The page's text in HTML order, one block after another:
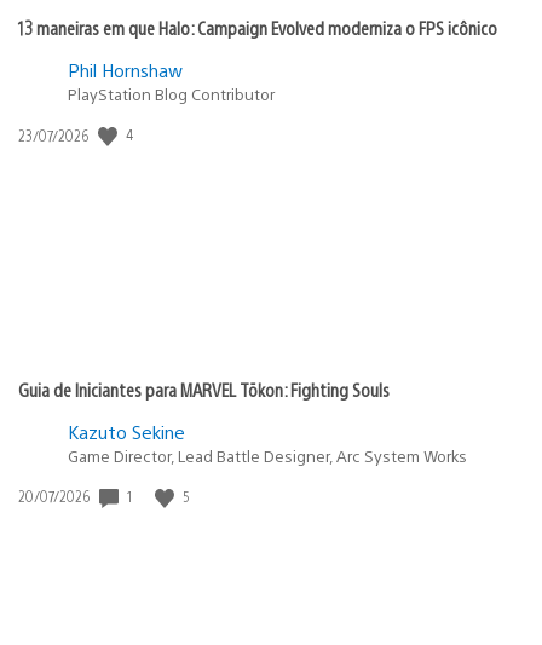
13 maneiras em que Halo: Campaign Evolved moderniza o FPS icônico
Phil Hornshaw
PlayStation Blog Contributor
Data
23/07/2026 4
Guia de Iniciantes para MARVEL Tōkon: Fighting Souls
Kazuto Sekine
Game Director, Lead Battle Designer, Arc System Works
Data
20/07/2026 1 5